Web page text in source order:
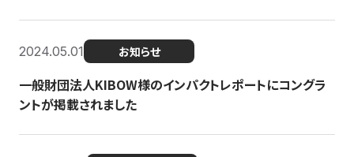
2024.05.01 お知らせ
一般財団法人KIBOW様のインパクトレポートにコングラ
ントが掲載されました